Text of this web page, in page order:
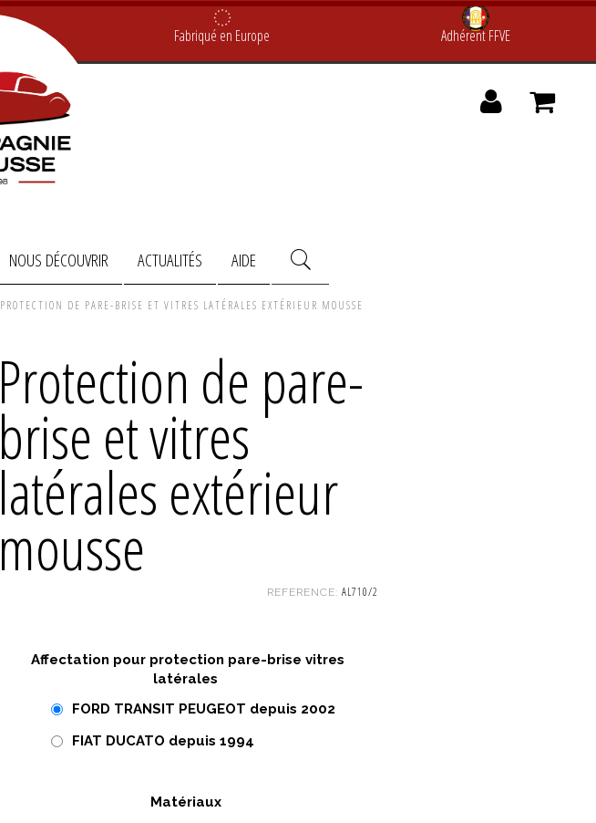
Fabriqué en Europe Adhérent FFVE
NOUS DÉCOUVRIR ACTUALITÉS AIDE
PROTECTION DE PARE-BRISE ET VITRES LATÉRALES EXTÉRIEUR MOUSSE
Protection de pare-
brise et vitres
latérales extérieur
mousse
REFERENCE: AL710/2
Affectation pour protection pare-brise vitres
latérales
FORD TRANSIT PEUGEOT depuis 2002
FIAT DUCATO depuis 1994
Matériaux